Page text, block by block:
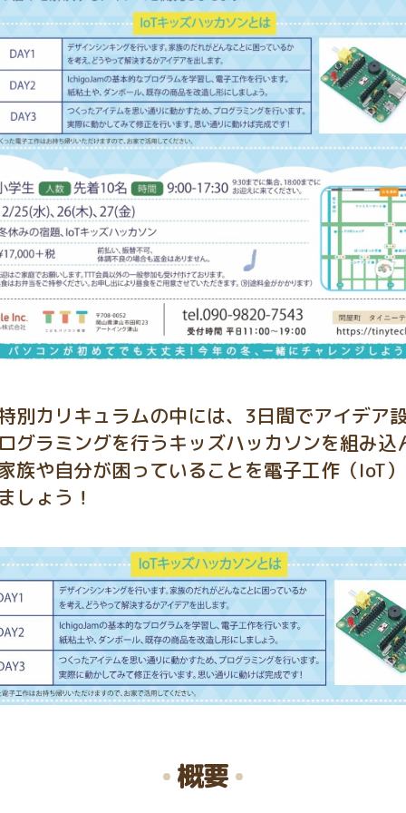
別カリキュラムの中には、3日間でアイデア
グラミングを行うキッズハッカソンを組み込
族や自分が困っていることを電子工作（IoT
しょう！
概要